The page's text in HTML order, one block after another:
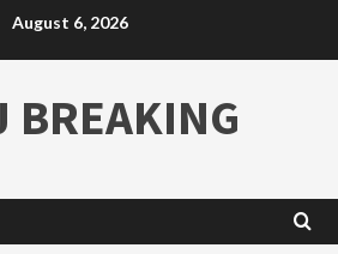
August 6, 2026
BREAKING